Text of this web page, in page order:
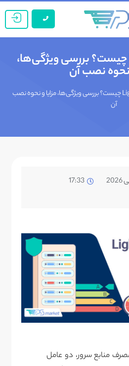
وب‌سرور Lighttpd چیست؟ بررسی ویژگی‌ها،
نحوه نصب آن
وب‌سرور Lighttpd چیست؟ بررسی ویژگی‌ها، مزایا و نحوه نصب
آن
17:33
منابع سرور، دو عامل